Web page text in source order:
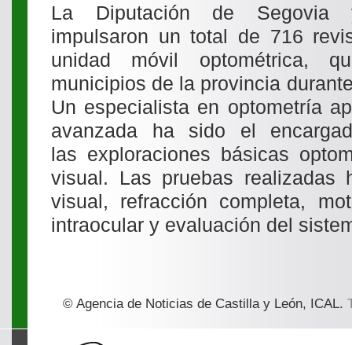
La Diputación de Segovia
impulsaron un total de 716
unidad móvil optométrica,
municipios de la provincia
Un especialista en optometría
avanzada ha sido el
las exploraciones básicas
visual. Las pruebas realizadas
visual, refracción completa,
intraocular y evaluación del
© Agencia de Noticias de Castilla y León, ICAL.